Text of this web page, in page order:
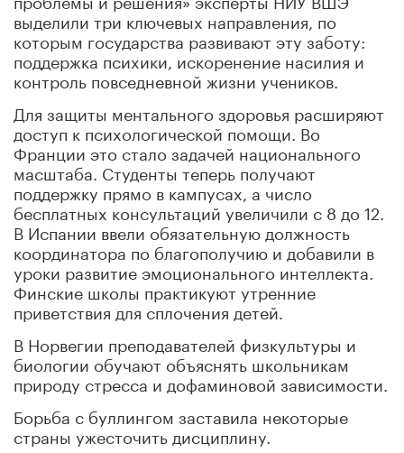
выделили три ключевых направления, по
которым государства развивают эту заботу:
поддержка психики, искоренение насилия и
контроль повседневной жизни учеников.
Для защиты ментального здоровья расширяют
доступ к психологической помощи. Во
Франции это стало задачей национального
масштаба. Студенты теперь получают
поддержку прямо в кампусах, а число
бесплатных консультаций увеличили с 8 до 12.
В Испании ввели обязательную должность
координатора по благополучию и добавили в
уроки развитие эмоционального интеллекта.
Финские школы практикуют утренние
приветствия для сплочения детей.
В Норвегии преподавателей физкультуры и
биологии обучают объяснять школьникам
природу стресса и дофаминовой зависимости.
Борьба с буллингом заставила некоторые
страны ужесточить дисциплину.